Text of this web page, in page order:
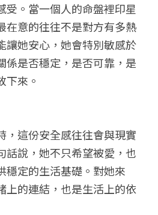
受。當一個人的命盤裡印星
在意的往往不是對方有多熱
讓她安心，她會特別敏感於
係是否穩定，是否可靠，是
下來。
，這份安全感往往會與現實
話說，她不只希望被愛，也
穩定的生活基礎。對她來
上的連結，也是生活上的依